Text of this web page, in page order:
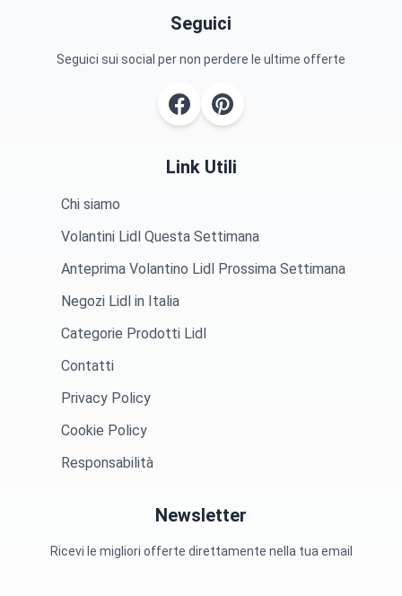
Seguici
Seguici sui social per non perdere le ultime offerte
Link Utili
Chi siamo
Volantini Lidl Questa Settimana
Anteprima Volantino Lidl Prossima Settimana
Negozi Lidl in Italia
Categorie Prodotti Lidl
Contatti
Privacy Policy
Cookie Policy
Responsabilità
Newsletter
Ricevi le migliori offerte direttamente nella tua email